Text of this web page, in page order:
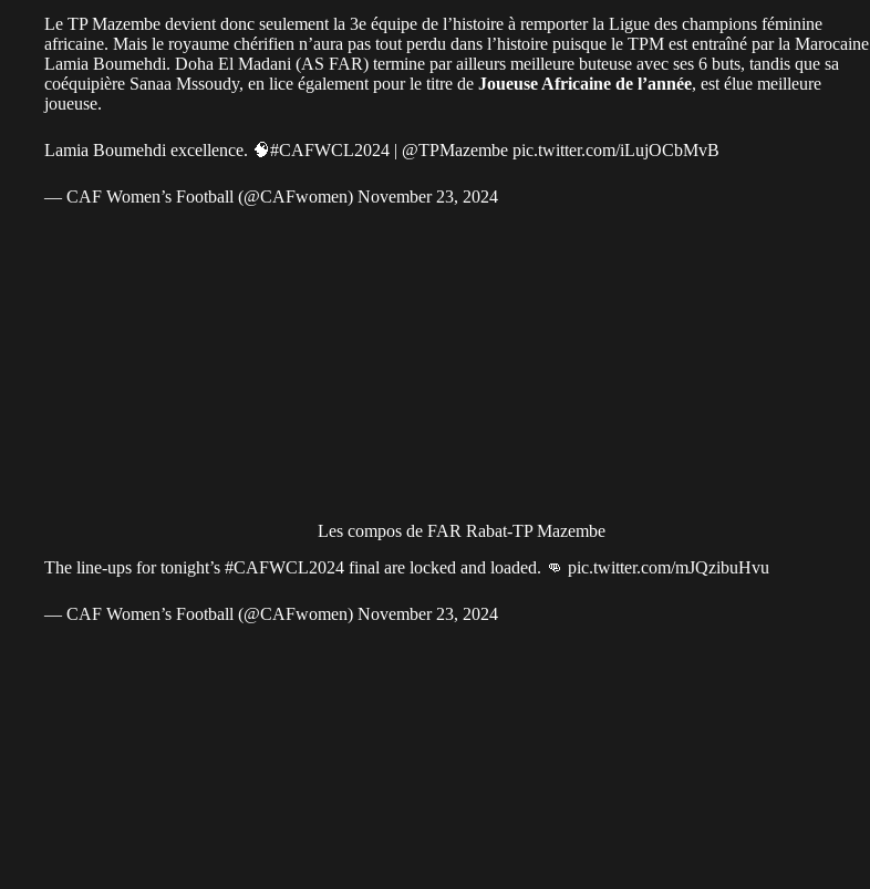
Le TP Mazembe devient donc seulement la 3e équipe de l’histoire à remporter la Ligue des champions féminine
africaine. Mais le royaume chérifien n’aura pas tout perdu dans l’histoire puisque le TPM est entraîné par la Marocaine
Lamia Boumehdi. Doha El Madani (AS FAR) termine par ailleurs meilleure buteuse avec ses 6 buts, tandis que sa
coéquipière Sanaa Mssoudy, en lice également pour le titre de Joueuse Africaine de l’année, est élue meilleure
joueuse.
Lamia Boumehdi excellence. 🧠#CAFWCL2024 | @TPMazembe pic.twitter.com/iLujOCbMvB
— CAF Women’s Football (@CAFwomen) November 23, 2024
Les compos de FAR Rabat-TP Mazembe
The line-ups for tonight’s #CAFWCL2024 final are locked and loaded. 👊 pic.twitter.com/mJQzibuHvu
— CAF Women’s Football (@CAFwomen) November 23, 2024